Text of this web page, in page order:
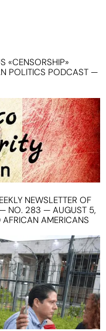
«CENSORSHIP»
POLITICS PODCAST —
NEWSLETTER OF
— NO. 283 — AUGUST 5,
AMERICANS